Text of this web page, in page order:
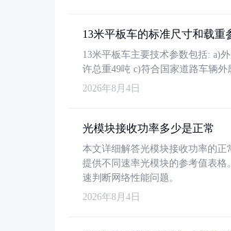
13米平板车的标准尺寸和载重
13米平板车主要技术参数包括: a)
许总重49吨 c)符合国家道路车辆
2026年8月4日
光模块接收功率多少是正常
本文详细解答光模块接收功率的正
提供不同速率光模块的参考值表
速判断网络性能问题。
2026年8月4日